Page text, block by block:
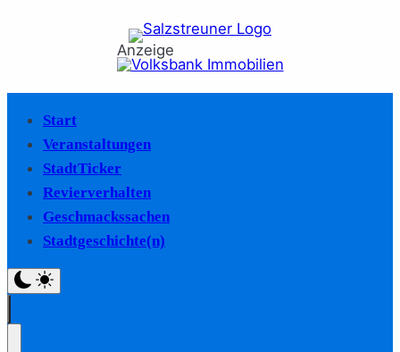
Anzeige
Start
Veranstaltungen
StadtTicker
Revierverhalten
Geschmackssachen
Stadtgeschichte(n)